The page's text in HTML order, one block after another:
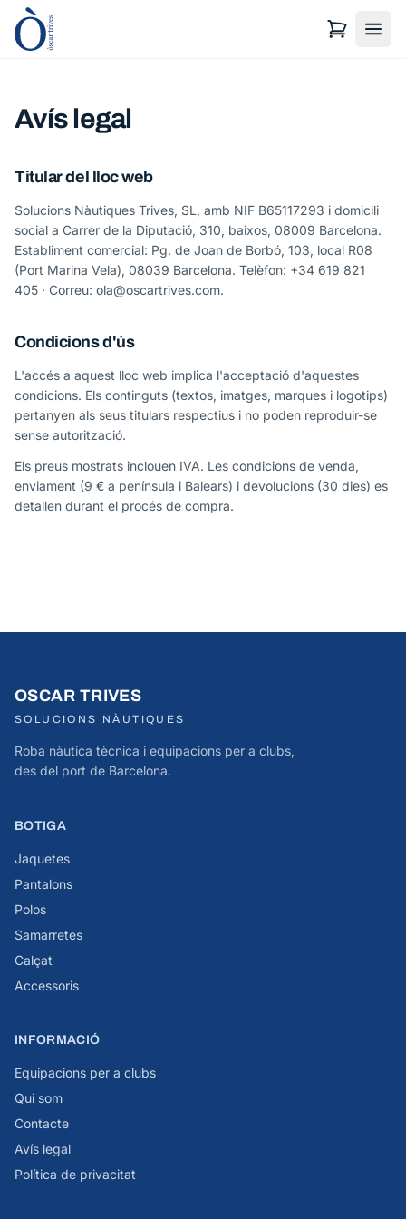
Avís legal
Titular del lloc web
Solucions Nàutiques Trives, SL, amb NIF B65117293 i domicili
social a Carrer de la Diputació, 310, baixos, 08009 Barcelona.
Establiment comercial: Pg. de Joan de Borbó, 103, local R08
(Port Marina Vela), 08039 Barcelona. Telèfon: +34 619 821
405 · Correu: ola@oscartrives.com.
Condicions d'ús
L'accés a aquest lloc web implica l'acceptació d'aquestes
condicions. Els continguts (textos, imatges, marques i logotips)
pertanyen als seus titulars respectius i no poden reproduir-se
sense autorització.
Els preus mostrats inclouen IVA. Les condicions de venda,
enviament (9 € a península i Balears) i devolucions (30 dies) es
detallen durant el procés de compra.
OSCAR TRIVES
SOLUCIONS NÀUTIQUES
Roba nàutica tècnica i equipacions per a clubs,
des del port de Barcelona.
BOTIGA
Jaquetes
Pantalons
Polos
Samarretes
Calçat
Accessoris
INFORMACIÓ
Equipacions per a clubs
Qui som
Contacte
Avís legal
Política de privacitat